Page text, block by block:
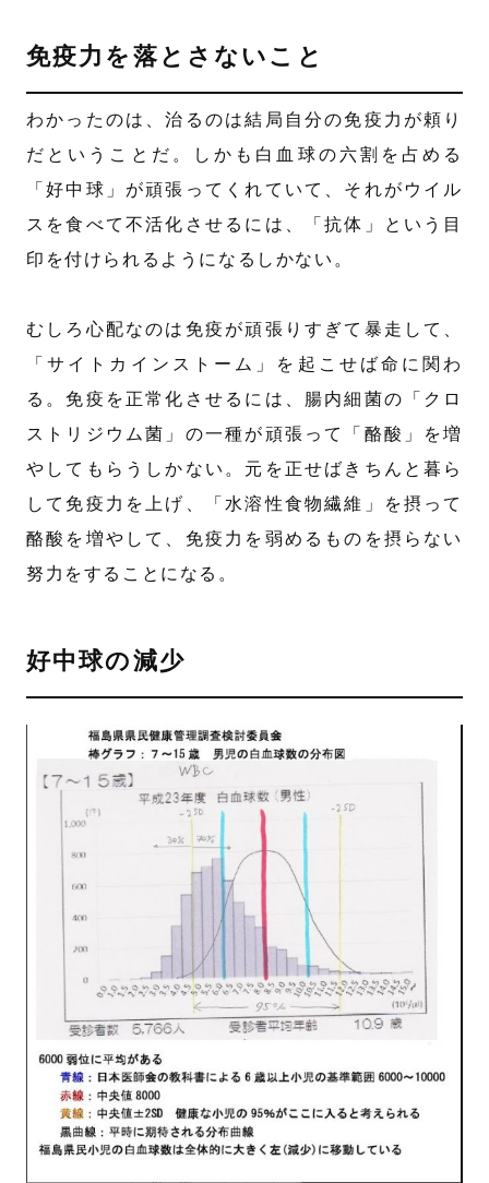
免疫力を落とさないこと
わかったのは、治るのは結局自分の免疫力が頼り
だということだ。しかも白血球の六割を占める
「好中球」が頑張ってくれていて、それがウイル
スを食べて不活化させるには、「抗体」という目
印を付けられるようになるしかない。
むしろ心配なのは免疫が頑張りすぎて暴走して、
「サイトカインストーム」を起こせば命に関わ
る。免疫を正常化させるには、腸内細菌の「クロ
ストリジウム菌」の一種が頑張って「酪酸」を増
やしてもらうしかない。元を正せばきちんと暮ら
して免疫力を上げ、「水溶性食物繊維」を摂って
酪酸を増やして、免疫力を弱めるものを摂らない
努力をすることになる。
好中球の減少